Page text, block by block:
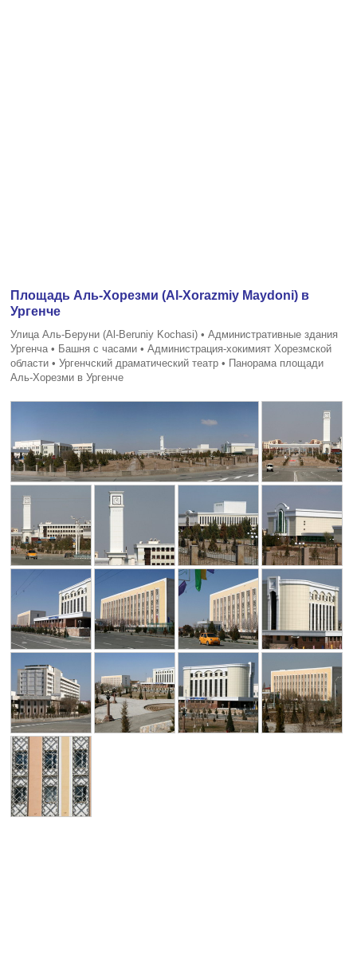
Площадь Аль-Хорезми (Al-Xorazmiy Maydoni) в
Ургенче
Улица Аль-Беруни (Al-Beruniy Kochasi) • Административные здания
Ургенча • Башня с часами • Администрация-хокимият Хорезмской
области • Ургенчский драматический театр • Панорама площади
Аль-Хорезми в Ургенче